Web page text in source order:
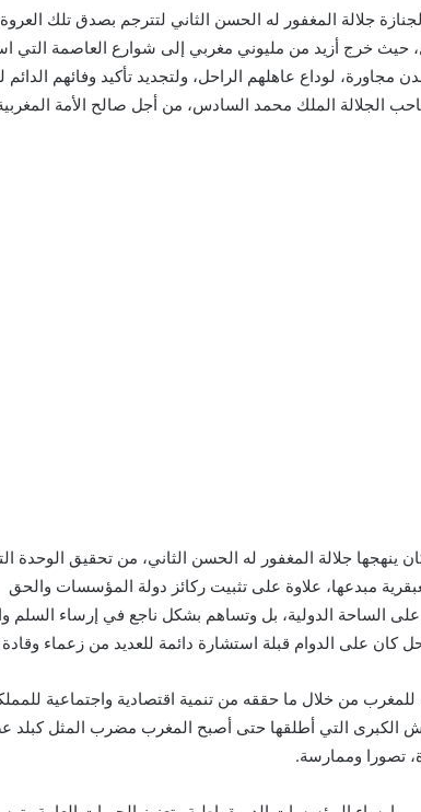
جلالة المغفور له الحسن الثاني لتترجم بصدق تلك
حيث خرج أزيد من مليوني مغربي إلى شوارع العاصمة التي
لوداع عاهلهم الراحل، ولتجديد تأكيد وفائهم الدائم
الملك محمد السادس، من أجل صالح الأمة
جلالة المغفور له الحسن الثاني، من تحقيق الوحدة
مبدعها، علاوة على تثبيت ركائز دولة المؤسسات والحق
على الساحة الدولية، بل وتساهم بشكل ناجع في إرساء السلم
كان على الدوام قبلة استشارة دائمة للعديد من زعماء
للمغرب من خلال ما حققه من تنمية اقتصادية واجتماعية
الكبرى التي أطلقها حتى أصبح المغرب مضرب المثل كبلد
تصورا وممارسة.